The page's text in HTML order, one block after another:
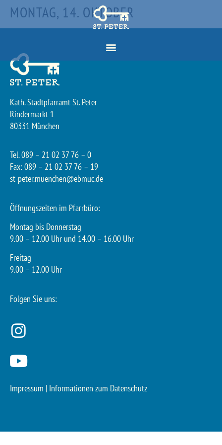
MONTAG, 14. OKTOBER
Kath. Stadtpfarramt St. Peter
Rindermarkt 1
80331 München
Tel. 089 – 21 02 37 76 – 0
Fax: 089 – 21 02 37 76 – 19
st-peter.muenchen@ebmuc.de
Öffnungszeiten im Pfarrbüro:
Montag bis Donnerstag
9.00 – 12.00 Uhr und 14.00 – 16.00 Uhr
Freitag
9.00 – 12.00 Uhr
Folgen Sie uns:
Impressum | Informationen zum Datenschutz